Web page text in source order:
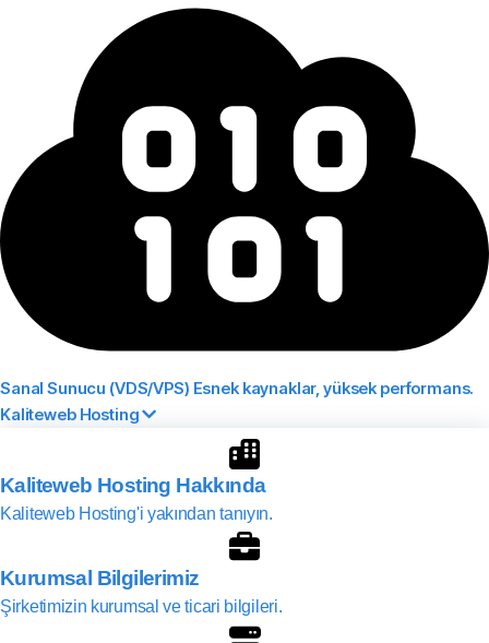
Sanal Sunucu (VDS/VPS) Esnek kaynaklar, yüksek performans.
Kaliteweb Hosting
Kaliteweb Hosting Hakkında
Kaliteweb Hosting'i yakından tanıyın.
Kurumsal Bilgilerimiz
Şirketimizin kurumsal ve ticari bilgileri.